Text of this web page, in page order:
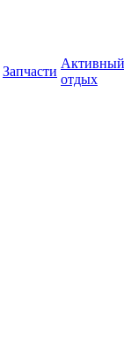
Запчасти
Активный
отдых